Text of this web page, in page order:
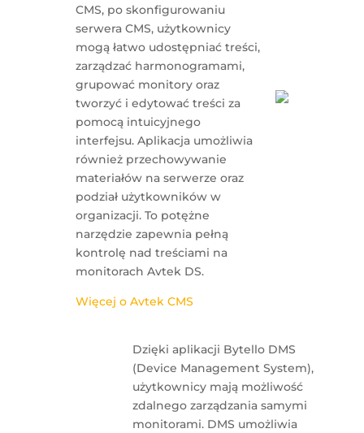
CMS, po skonfigurowaniu
serwera CMS, użytkownicy
mogą łatwo udostępniać treści,
zarządzać harmonogramami,
grupować monitory oraz
tworzyć i edytować treści za
pomocą intuicyjnego
interfejsu. Aplikacja umożliwia
również przechowywanie
materiałów na serwerze oraz
podział użytkowników w
organizacji. To potężne
narzędzie zapewnia pełną
kontrolę nad treściami na
monitorach Avtek DS.
Więcej o Avtek CMS
Dzięki aplikacji Bytello DMS
(Device Management System),
użytkownicy mają możliwość
zdalnego zarządzania samymi
monitorami. DMS umożliwia